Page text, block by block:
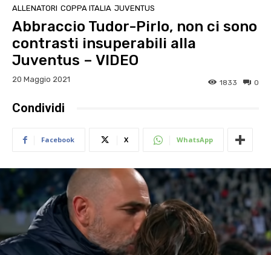
ALLENATORI COPPA ITALIA JUVENTUS
Abbraccio Tudor-Pirlo, non ci sono
contrasti insuperabili alla
Juventus – VIDEO
20 Maggio 2021 0
1833
Condividi
Facebook X WhatsApp